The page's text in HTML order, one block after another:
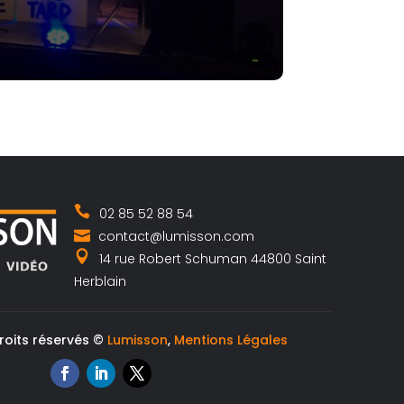
02 85 52 88 54
contact@lumisson.com
14 rue Robert Schuman 44800 Saint
Herblain
réservés © Lumisson, Mentions Légales